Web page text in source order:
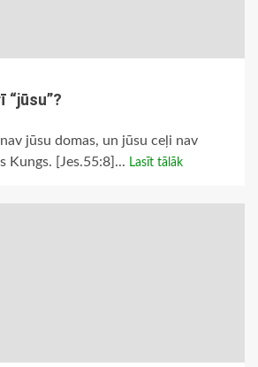
“jūsu”?
jūsu domas, un jūsu ceļi nav
Kungs. [Jes.55:8]... Lasīt tālāk